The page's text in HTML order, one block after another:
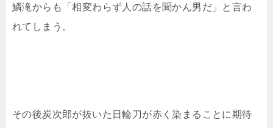
鱗滝からも「相変わらず人の話を聞かん男だ」と言わ
れてしまう。
その後炭次郎が抜いた日輪刀が赤く染まることに期待